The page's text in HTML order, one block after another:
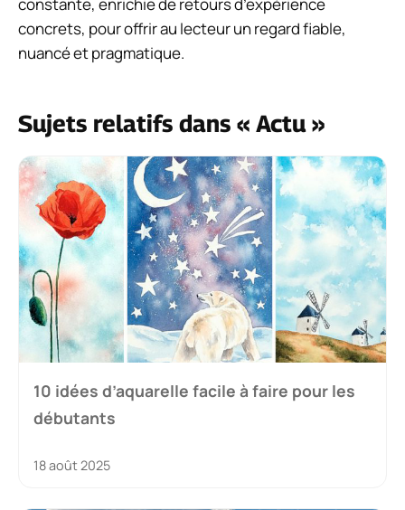
concrets, pour offrir au lecteur un regard fiable,
nuancé et pragmatique.
Sujets relatifs dans « Actu »
10 idées d’aquarelle facile à faire pour les
débutants
18 août 2025